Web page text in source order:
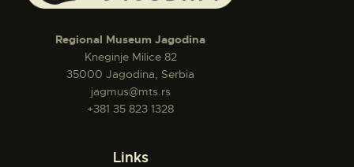
Regional Museum Jagodina
Kneginje Milice 82
35000 Jagodina, Serbia
jagmus@mts.rs
+381 35 823 1328
Links